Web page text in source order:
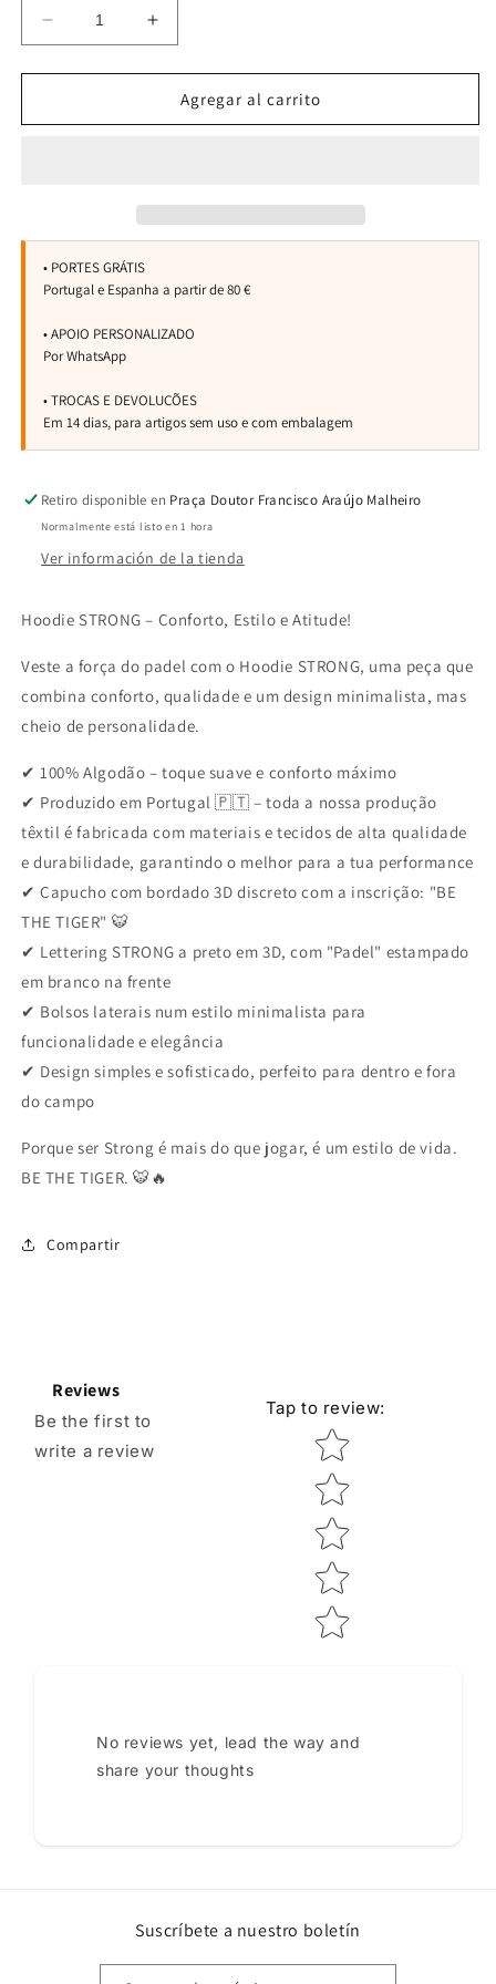
Reducir
cantidad
para
Strong
Aumentar
cantidad
para
Hoodie
Strong
Agregar al carrito
Retiro disponible en Praça Doutor Francisco Araújo Malheiro
Normalmente está listo en 1 hora
Ver información de la tienda
Hoodie STRONG – Conforto, Estilo e Atitude!
Veste a força do padel com o Hoodie STRONG, uma peça que
combina conforto, qualidade e um design minimalista, mas
cheio de personalidade.
✔ 100% Algodão – toque suave e conforto máximo
✔ Produzido em Portugal 🇵🇹 – toda a nossa produção
têxtil é fabricada com materiais e tecidos de alta qualidade
e durabilidade, garantindo o melhor para a tua performance
✔ Capucho com bordado 3D discreto com a inscrição: "BE
THE TIGER" 🐯
✔ Lettering STRONG a preto em 3D, com "Padel" estampado
em branco na frente
✔ Bolsos laterais num estilo minimalista para
funcionalidade e elegância
✔ Design simples e sofisticado, perfeito para dentro e fora
do campo
Porque ser Strong é mais do que jogar, é um estilo de vida.
BE THE TIGER. 🐯🔥
Compartir
Reviews
Be the first to
write a review
Tap to review:
Star rating
No reviews yet, lead the way and
share your thoughts
Suscríbete a nuestro boletín